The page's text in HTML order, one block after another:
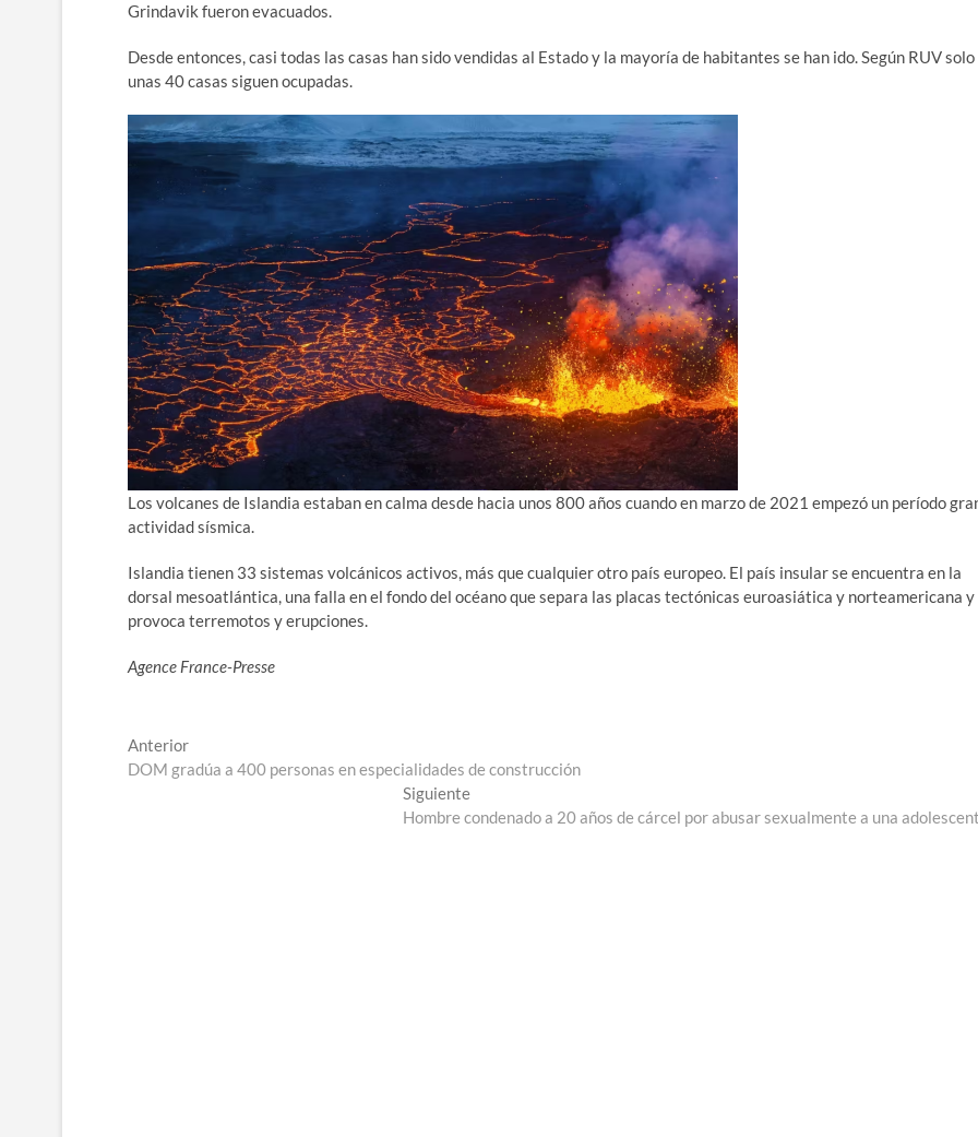
Grindavik fueron evacuados.
Desde entonces, casi todas las casas han sido vendidas al Estado y la mayoría de habitantes se han ido. Según RUV solo
unas 40 casas siguen ocupadas.
Los volcanes de Islandia estaban en calma desde hacia unos 800 años cuando en marzo de 2021 empezó un período
actividad sísmica.
Islandia tienen 33 sistemas volcánicos activos, más que cualquier otro país europeo. El país insular se encuentra en la
dorsal mesoatlántica, una falla en el fondo del océano que separa las placas tectónicas euroasiática y norteamericana y
provoca terremotos y erupciones.
Agence France-Presse
Navegación
de
AnteriorEntrada
anterior:
DOM gradúa a 400 personas en especialidades de construcción
SiguienteEntrada
siguiente:
Hombre condenado a 20 años de cárcel por abusar sexualmente a una